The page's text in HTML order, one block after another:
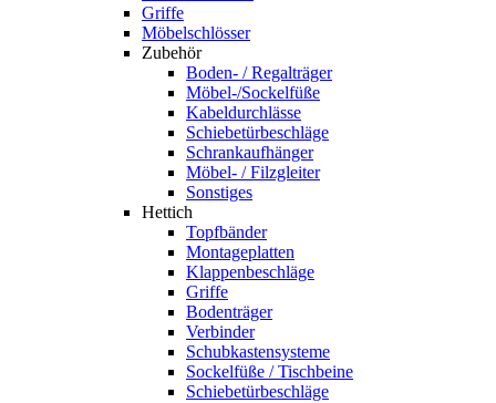
Griffe
Möbelschlösser
Zubehör
Boden- / Regalträger
Möbel-/Sockelfüße
Kabeldurchlässe
Schiebetürbeschläge
Schrankaufhänger
Möbel- / Filzgleiter
Sonstiges
Hettich
Topfbänder
Montageplatten
Klappenbeschläge
Griffe
Bodenträger
Verbinder
Schubkastensysteme
Sockelfüße / Tischbeine
Schiebetürbeschläge